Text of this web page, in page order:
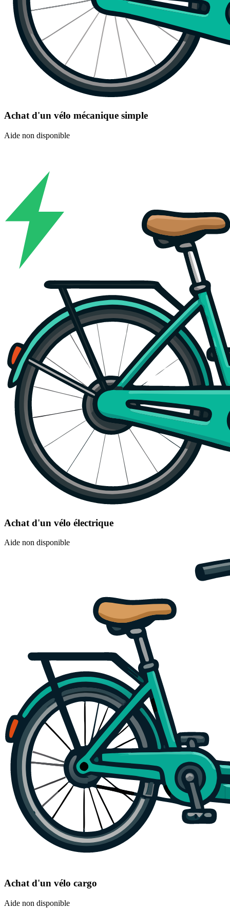
Achat d'un vélo mécanique simple
Aide non disponible
Achat d'un vélo électrique
Aide non disponible
Achat d'un vélo cargo
Aide non disponible